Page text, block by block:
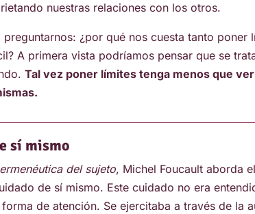
nuestras relaciones con los otros.
preguntarnos: ¿por qué nos cuesta tanto
A primera vista podríamos pensar que se
Tal vez poner límites tenga menos que
sí mismo
del sujeto, Michel Foucault aborda
de sí mismo. Este cuidado no era
de atención. Se ejercitaba a través de